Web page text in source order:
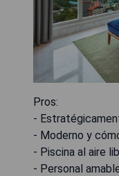
Pros:
-
- Moderno y
- Piscina al aire
- Personal